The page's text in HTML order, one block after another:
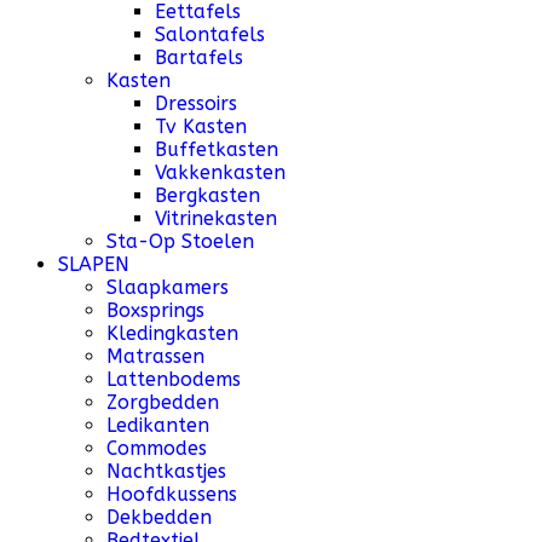
Eettafels
Salontafels
Bartafels
Kasten
Dressoirs
Tv Kasten
Buffetkasten
Vakkenkasten
Bergkasten
Vitrinekasten
Sta-Op Stoelen
SLAPEN
Slaapkamers
Boxsprings
Kledingkasten
Matrassen
Lattenbodems
Zorgbedden
Ledikanten
Commodes
Nachtkastjes
Hoofdkussens
Dekbedden